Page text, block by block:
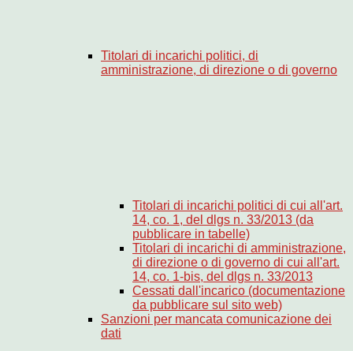
Titolari di incarichi politici, di
amministrazione, di direzione o di governo
Titolari di incarichi politici di cui all'art.
14, co. 1, del dlgs n. 33/2013 (da
pubblicare in tabelle)
Titolari di incarichi di amministrazione,
di direzione o di governo di cui all'art.
14, co. 1-bis, del dlgs n. 33/2013
Cessati dall'incarico (documentazione
da pubblicare sul sito web)
Sanzioni per mancata comunicazione dei
dati